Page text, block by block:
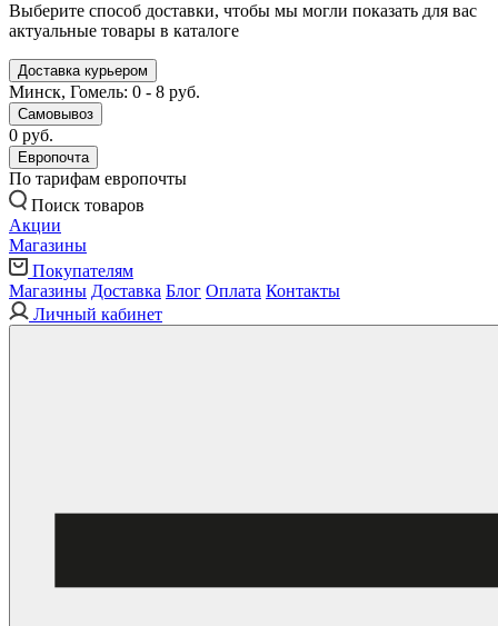
Выберите способ доставки, чтобы мы могли показать для вас
актуальные товары в каталоге
Доставка курьером
Минск, Гомель: 0 - 8 руб.
Самовывоз
0 руб.
Европочта
По тарифам европочты
Поиск товаров
Акции
Магазины
Покупателям
Магазины Доставка Блог Оплата Контакты
Личный кабинет